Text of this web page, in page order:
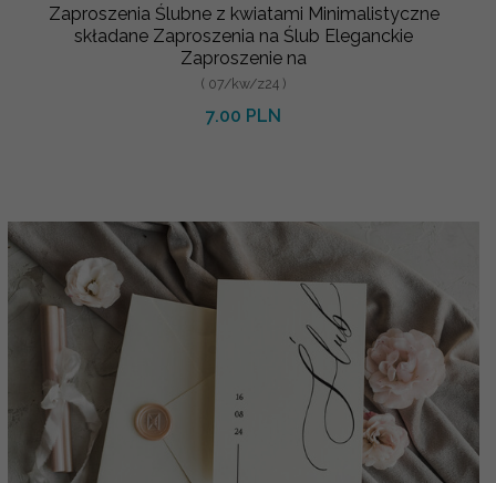
Zaproszenia Ślubne z kwiatami Minimalistyczne
składane Zaproszenia na Ślub Eleganckie
Zaproszenie na
( 07/kw/z24 )
7.00 PLN